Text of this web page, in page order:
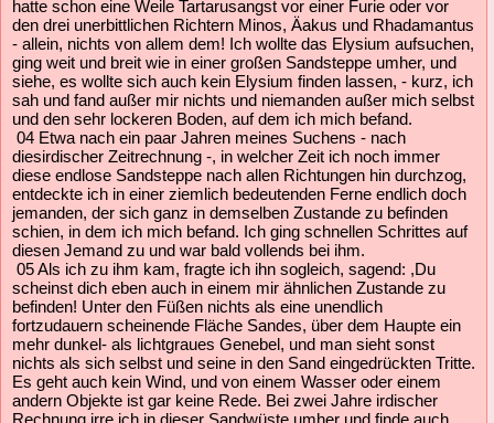
hatte schon eine Weile Tartarusangst vor einer Furie oder vor
den drei unerbittlichen Richtern Minos, Äakus und Rhadamantus
- allein, nichts von allem dem! Ich wollte das Elysium aufsuchen,
ging weit und breit wie in einer großen Sandsteppe umher, und
siehe, es wollte sich auch kein Elysium finden lassen, - kurz, ich
sah und fand außer mir nichts und niemanden außer mich selbst
und den sehr lockeren Boden, auf dem ich mich befand.
04 Etwa nach ein paar Jahren meines Suchens - nach
diesirdischer Zeitrechnung -, in welcher Zeit ich noch immer
diese endlose Sandsteppe nach allen Richtungen hin durchzog,
entdeckte ich in einer ziemlich bedeutenden Ferne endlich doch
jemanden, der sich ganz in demselben Zustande zu befinden
schien, in dem ich mich befand. Ich ging schnellen Schrittes auf
diesen Jemand zu und war bald vollends bei ihm.
05 Als ich zu ihm kam, fragte ich ihn sogleich, sagend: ,Du
scheinst dich eben auch in einem mir ähnlichen Zustande zu
befinden! Unter den Füßen nichts als eine unendlich
fortzudauern scheinende Fläche Sandes, über dem Haupte ein
mehr dunkel- als lichtgraues Genebel, und man sieht sonst
nichts als sich selbst und seine in den Sand eingedrückten Tritte.
Es geht auch kein Wind, und von einem Wasser oder einem
andern Objekte ist gar keine Rede. Bei zwei Jahre irdischer